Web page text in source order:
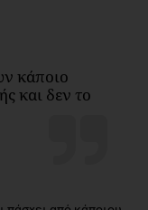
κάποιο
και δεν το